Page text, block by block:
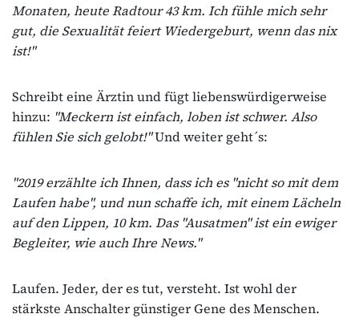
Monaten, heute Radtour 43 km. Ich fühle mich sehr
gut, die Sexualität feiert Wiedergeburt, wenn das nix
ist!"
Schreibt eine Ärztin und fügt liebenswürdigerweise
hinzu: "Meckern ist einfach, loben ist schwer. Also
fühlen Sie sich gelobt!"Und weiter geht´s:
"2019 erzählte ich Ihnen, dass ich es "nicht so mit dem
Laufen habe", und nun schaffe ich, mit einem Lächeln
auf den Lippen, 10 km. Das "Ausatmen" ist ein ewiger
Begleiter, wie auch Ihre News."
Laufen. Jeder, der es tut, versteht. Ist wohl der
stärkste Anschalter günstiger Gene des Menschen.